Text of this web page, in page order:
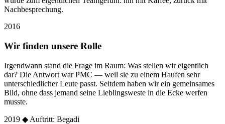
Nachbesprechung.
2016
Wir finden unsere Rolle
Irgendwann stand die Frage im Raum: Was stellen wir eigentlich
dar? Die Antwort war PMC — weil sie zu einem Haufen sehr
unterschiedlicher Leute passt. Seitdem haben wir ein gemeinsames
Bild, ohne dass jemand seine Lieblingsweste in die Ecke werfen
musste.
2019 ◆ Auftritt: Begadi